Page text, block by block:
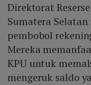
Direktorat
Sumatera
pembobol
Mereka
KPU untuk
mengeruk saldo